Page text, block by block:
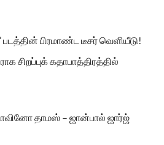
படத்தின் பிரமாண்ட டீசர் வெளியீடு!
சிறப்புக் கதாபாத்திரத்தில்
தாமஸ் – ஜான்பால் ஜார்ஜ்